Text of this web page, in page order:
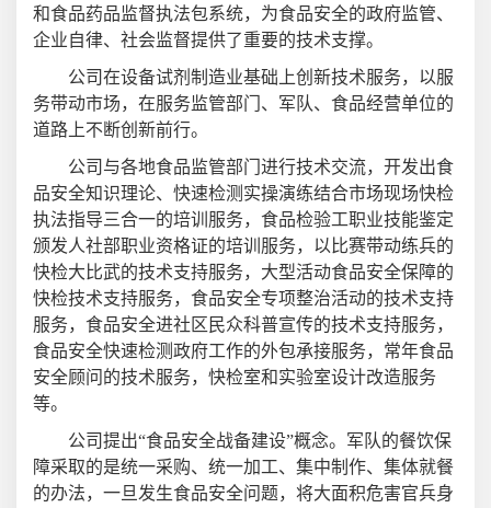
和食品药品监督执法包系统，为食品安全的政府监管、
企业自律、社会监督提供了重要的技术支撑。
公司在设备试剂制造业基础上创新技术服务，以服
务带动市场，在服务监管部门、军队、食品经营单位的
道路上不断创新前行。
公司与各地食品监管部门进行技术交流，开发出食
品安全知识理论、快速检测实操演练结合市场现场快检
执法指导三合一的培训服务，食品检验工职业技能鉴定
颁发人社部职业资格证的培训服务，以比赛带动练兵的
快检大比武的技术支持服务，大型活动食品安全保障的
快检技术支持服务，食品安全专项整治活动的技术支持
服务，食品安全进社区民众科普宣传的技术支持服务，
食品安全快速检测政府工作的外包承接服务，常年食品
安全顾问的技术服务，快检室和实验室设计改造服务
等。
公司提出“食品安全战备建设”概念。军队的餐饮保
障采取的是统一采购、统一加工、集中制作、集体就餐
的办法，一旦发生食品安全问题，将大面积危害官兵身